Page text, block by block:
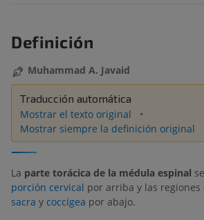
Definición
Muhammad A. Javaid
Traducción automática
Mostrar el texto original
Mostrar siempre la definición original
La parte torácica de la médula espinal
porción cervical por arriba y las regiones
sacra y coccígea por abajo.